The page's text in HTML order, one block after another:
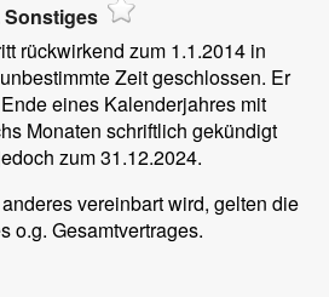
Sonstiges
rückwirkend zum 1.1.2014 in
Zeit geschlossen. Er
eines Kalenderjahres mit
Monaten schriftlich gekündigt
zum 31.12.2024.
vereinbart wird, gelten die
o.g. Gesamtvertrages.